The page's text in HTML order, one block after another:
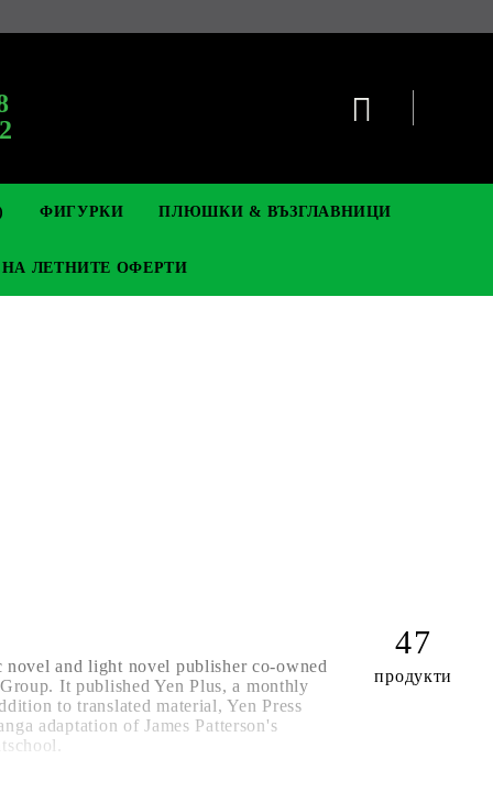
ФИГУРКИ ПЛЮШКИ & ВЪЗГЛАВНИЦИ
ЛЕТНИТЕ ОФЕРТИ
and light novel publisher co-owned
It published Yen Plus, a monthly
to translated material, Yen Press
adaptation of James Patterson's
47
продукти